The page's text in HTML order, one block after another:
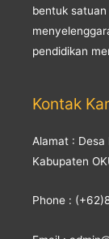
bentuk
pendidikan
Kontak
Alamat :
Kabupaten
Phone :